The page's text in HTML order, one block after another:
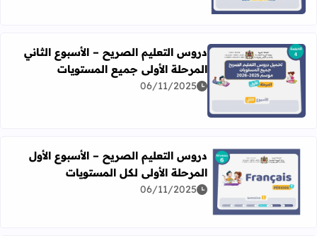
اقرأ المزيد عن دروس التعليم الصريح – الأسبوع الثاني
دروس التعليم الصريح – الأسبوع الثاني
المرحلة الأولى جميع المستويات
06/11/2025
اقرأ المزيد عن دروس التعليم الصريح – الأسبوع الأول
دروس التعليم الصريح – الأسبوع الأول
المرحلة الأولى لكل المستويات
06/11/2025